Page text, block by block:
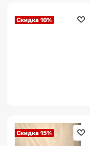
Скидка 10%
Скидка 15%